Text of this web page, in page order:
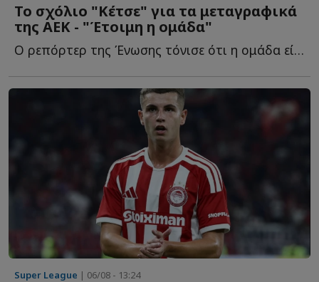
Το σχόλιο "Κέτσε" για τα μεταγραφικά
της ΑΕΚ - "Έτοιμη η ομάδα"
Ο ρεπόρτερ της Ένωσης τόνισε ότι η ομάδα είναι έτοιμη γ...
Super League | 06/08 - 13:24